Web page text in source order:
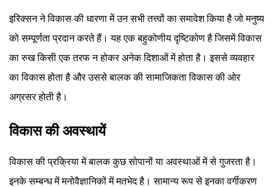
इरिक्सन ने विकास की धारणा में उन सभी तत्त्वों का समावेश किया है जो मनुष्य
को सम्पूर्णता प्रदान करते हैं। यह एक बहुकोणीय दृष्टिकोण है जिसमें विकास
का रुख किसी एक तरफ न होकर अनेक दिशाओं में होता है। इससे व्यवहार
का विकास होता है और उससे बालक की सामाजिकता विकास की ओर
अग्रसर होती है।
विकास की अवस्थायें
विकास की प्रक्रिया में बालक कुछ सोपानों या अवस्थाओं में से गुजरता है।
इनके सम्बन्ध में मनोवैज्ञानिकों में मतभेद है। सामान्य रूप से इनका वर्गीकरण